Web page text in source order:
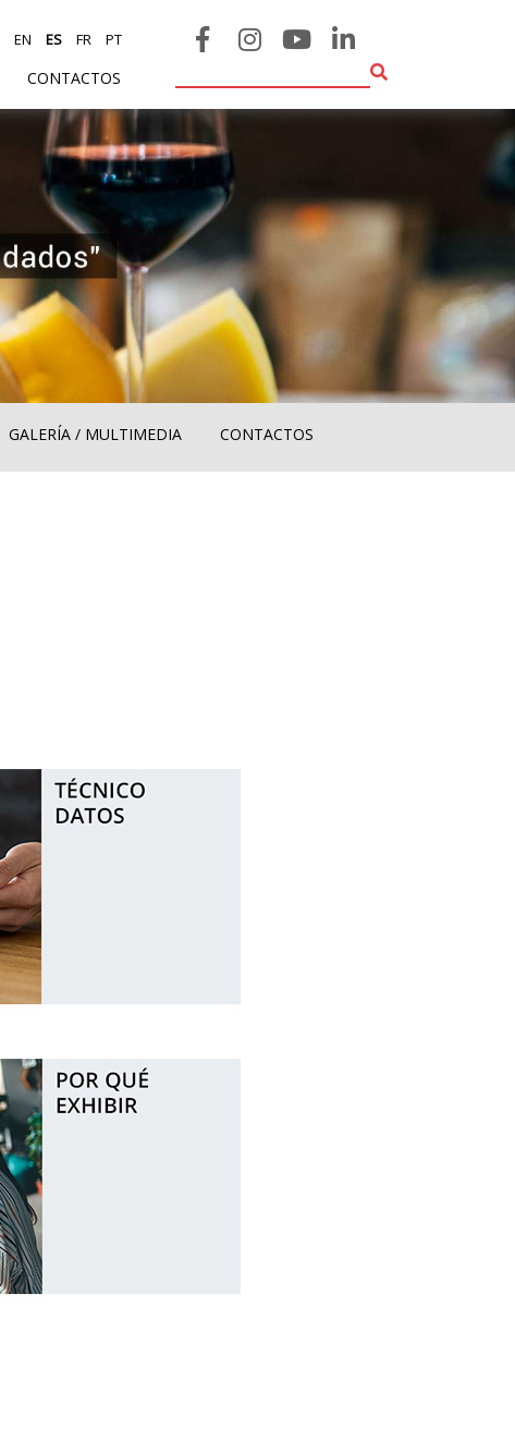
CONTACTOS
EN ES FR PT
GALERÍA / MULTIMEDIA CONTACTOS